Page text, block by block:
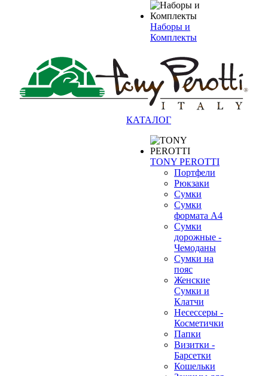
Наборы и
Комплекты
КАТАЛОГ
TONY PEROTTI
Портфели
Рюкзаки
Сумки
Сумки
формата А4
Сумки
дорожные -
Чемоданы
Сумки на
пояс
Женские
Сумки и
Клатчи
Несессеры -
Косметички
Папки
Визитки -
Барсетки
Кошельки